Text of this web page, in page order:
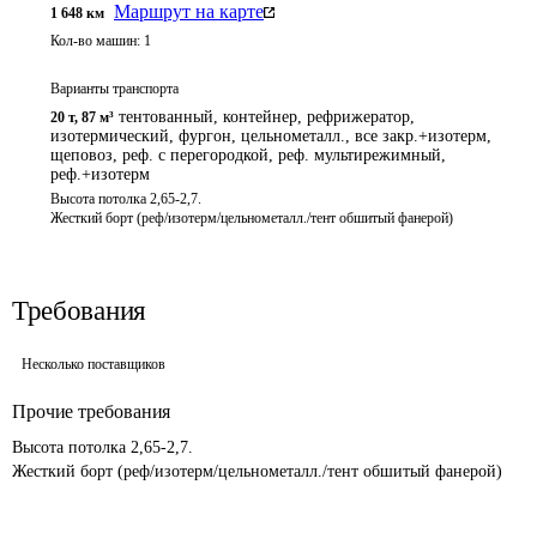
1 648 км Маршрут на карте
Кол-во машин: 1
Варианты транспорта
20 т, 87 м³ тентованный, контейнер, рефрижератор,
изотермический, фургон, цельнометалл., все закр.+изотерм,
щеповоз, реф. с перегородкой, реф. мультирежимный,
реф.+изотерм
Высота потолка 2,65-2,7.
Жесткий борт (реф/изотерм/цельнометалл./тент обшитый фанерой)
Требования
Несколько поставщиков
Прочие требования
Высота потолка 2,65-2,7.
Жесткий борт (реф/изотерм/цельнометалл./тент обшитый фанерой)